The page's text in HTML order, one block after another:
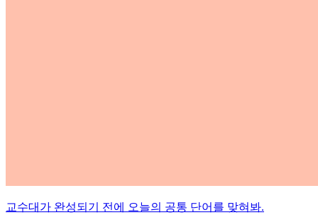
교수대가 완성되기 전에 오늘의 공통 단어를 맞혀봐.